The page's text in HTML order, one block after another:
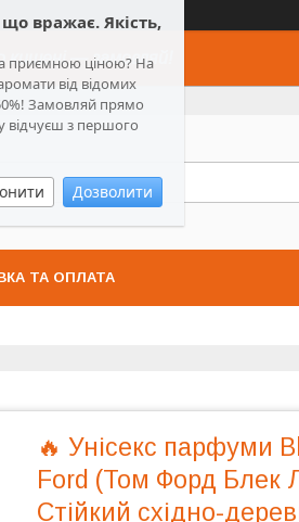
вражає. Якість,
приємною ціною? На
від відомих
Замовляй прямо
відчуєш з першого
Дозволити
кишені — замовляй!
ТА ОПЛАТА
🔥 Унісекс парфуми
Ford (Том Форд Блек
Стійкий східно-